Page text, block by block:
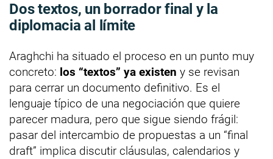
Dos textos, un borrador final y la
diplomacia al límite
Araghchi ha situado el proceso en un punto muy
concreto: los “textos” ya existen y se revisan
para cerrar un documento definitivo. Es el
lenguaje típico de una negociación que quiere
parecer madura, pero que sigue siendo frágil:
pasar del intercambio de propuestas a un “final
draft” implica discutir cláusulas, calendarios y